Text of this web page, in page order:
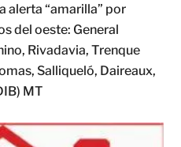
alerta “amarilla” por
del oeste: General
Rivadavia, Trenque
Salliqueló, Daireaux,
MT